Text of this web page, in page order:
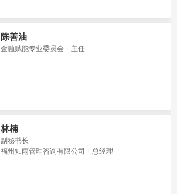
陈善油
金融赋能专业委员会 主任
林楠
副秘书长
福州知雨管理咨询有限公司
总经理